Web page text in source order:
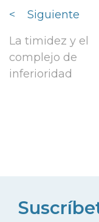
<
Siguiente
La timidez y el
complejo de
inferioridad